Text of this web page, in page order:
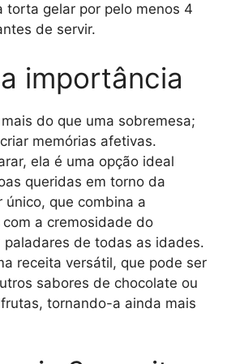
torta gelar por pelo menos 4
de servir.
importância
do que uma sobremesa;
memórias afetivas.
ela é uma opção ideal
queridas em torno da
único, que combina a
a cremosidade do
paladares de todas as idades.
receita versátil, que pode ser
sabores de chocolate ou
tornando-a ainda mais